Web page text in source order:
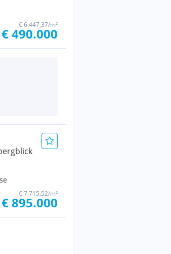
€ 6.447,37/m²
€ 490.000
€ 7.715,52/m²
€ 895.000